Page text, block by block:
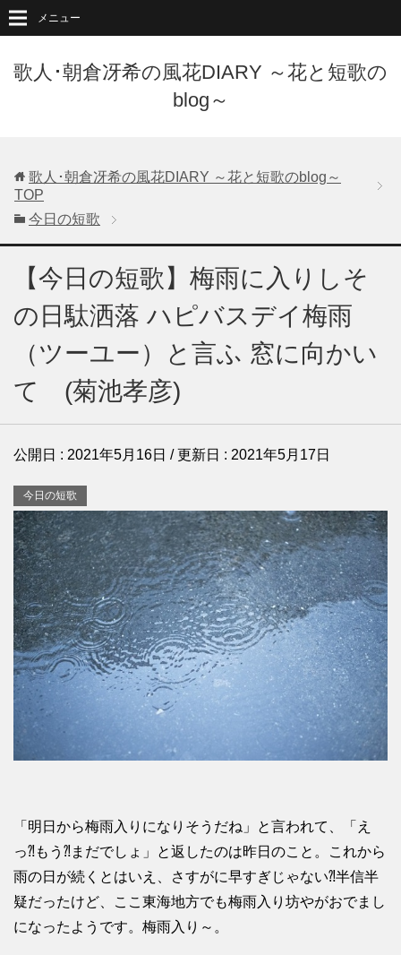
歌人･朝倉冴希の風花DIARY ～花と短歌の
blog～
メニュー
歌人･朝倉冴希の風花DIARY ～花と短歌のblog～
TOP
今日の短歌
【今日の短歌】梅雨に入りしそ
の日駄洒落 ハピバスデイ梅雨
（ツーユー）と言ふ 窓に向かい
て (菊池孝彦)
公開日 : 2021年5月16日 / 更新日 : 2021年5月17日
今日の短歌
「明日から梅雨入りになりそうだね」と言われて、「え
っ⁈もう⁈まだでしょ」と返したのは昨日のこと。これから
雨の日が続くとはいえ、さすがに早すぎじゃない⁈半信半
疑だったけど、ここ東海地方でも梅雨入り坊やがおでまし
になったようです。梅雨入り～。